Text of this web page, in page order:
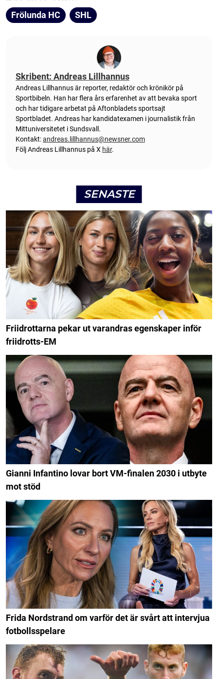
Frölunda HC SHL
Skribent: Andreas Lillhannus
Andreas Lillhannus är reporter, redaktör och krönikör på
Sportbibeln. Han har flera års erfarenhet av att bevaka sport
och har tidigare arbetat på Aftonbladets sportsajt
Sportbladet. Andreas har kandidatexamen i journalistik från
Mittuniversitetet i Sundsvall.
Kontakt:andreas.lillhannus@newsner.com
Följ Andreas Lillhannus på X här.
SENASTE
Friidrottarna pekar ut varandras egenskaper inför
friidrotts-EM
Gianni Infantino lovar bort VM-finalen 2030 i utbyte
mot stöd
Frida Nordstrand om varför det är svårt att intervjua
fotbollsspelare